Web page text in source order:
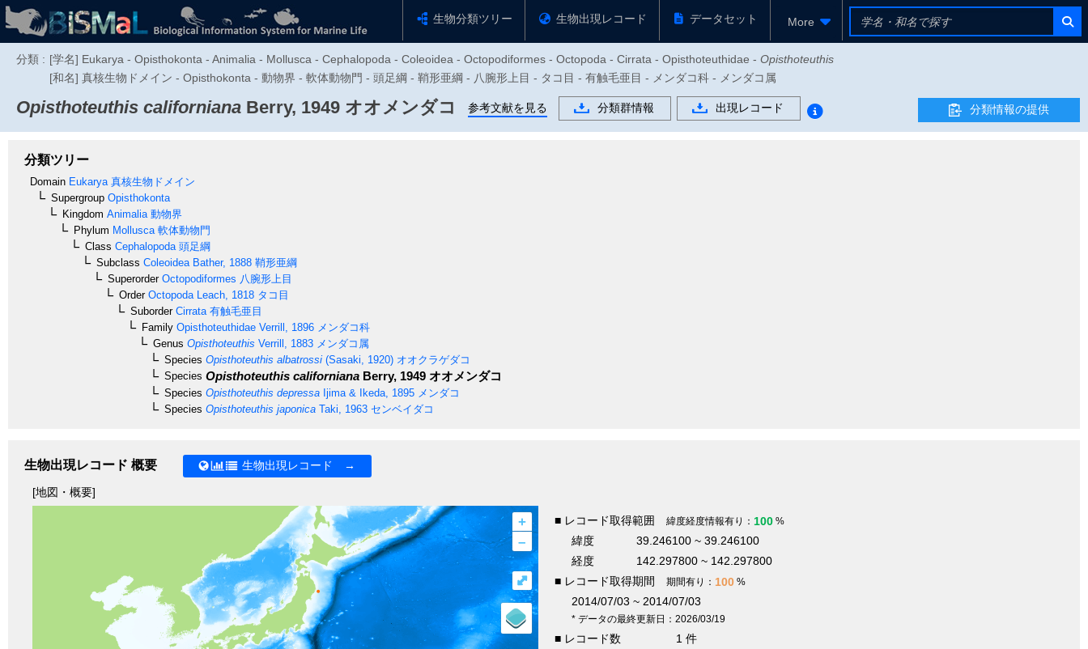
生物分類ツリー 生物出現レコード データセット More
分類 : [学名] Eukarya - Opisthokonta - Animalia - Mollusca - Cephalopoda - Coleoidea - Octopodiformes - Octopoda - Cirrata - Opisthoteuthidae - Opisthoteuthis
[和名] 真核生物ドメイン - Opisthokonta - 動物界 - 軟体動物門 - 頭足綱 - 鞘形亜綱 - 八腕形上目 - タコ目 - 有触毛亜目 - メンダコ科 - メンダコ属
Opisthoteuthis californiana Berry, 1949 オオメンダコ 参考文献を見る 分類群情報 出現レコード 分類情報の提供
分類ツリー
Domain Eukarya 真核生物ドメイン
Supergroup Opisthokonta
Kingdom Animalia 動物界
Phylum Mollusca 軟体動物門
Class Cephalopoda 頭足綱
Subclass Coleoidea Bather, 1888 鞘形亜綱
SuperorderOctopodiformes 八腕形上目
OrderOctopoda Leach, 1818 タコ目
SuborderCirrata 有触毛亜目
Family Opisthoteuthidae Verrill, 1896 メンダコ科
Genus Opisthoteuthis Verrill, 1883 メンダコ属
Species Opisthoteuthis albatrossi (Sasaki, 1920) オオクラゲダコ
Species Opisthoteuthis californiana Berry, 1949 オオメンダコ
Species Opisthoteuthis depressa Ijima & Ikeda, 1895 メンダコ
Species Opisthoteuthis japonica Taki, 1963 センベイダコ
生物出現レコード 概要 生物出現レコード →
[地図・概要]
+
–
⤢
■ レコード取得範囲 緯度経度情報有り： 100 %
緯度
39.246100 ~ 39.246100
経度
142.297800 ~ 142.297800
■ レコード取得期間
期間有り： 100 %
2014/07/03 ~ 2014/07/03
* データの最終更新日：2026/03/19
■ レコード数
1 件